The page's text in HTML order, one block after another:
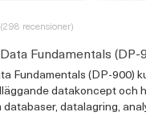
(298 recensioner)
Fundamentals (DP-
Fundamentals (DP-900)
datakoncept och
databaser, datalagring,